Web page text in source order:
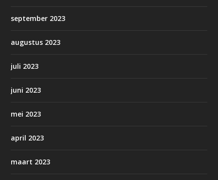
september 2023
augustus 2023
juli 2023
juni 2023
mei 2023
april 2023
maart 2023